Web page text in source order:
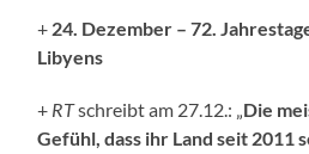
+ 24. Dezember – 72.
Libyens
+ RTschreibt am 27.12.: „Die
Gefühl, dass ihr Land seit 2011